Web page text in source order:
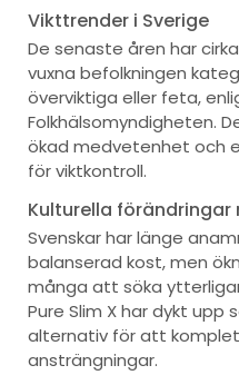
Vikttrender i Sverige
De senaste åren har
vuxna befolkningen
överviktiga eller feta,
Folkhälsomyndigheten.
ökad medvetenhet och
för viktkontroll.
Kulturella förändringar
Svenskar har länge
balanserad kost, men
många att söka
Pure Slim X har dykt
alternativ för att
ansträngningar.